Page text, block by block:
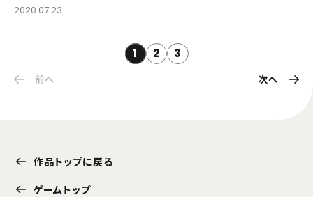
2020.07.23
1 2 3
前へ 次へ
作品トップに戻る
ゲームトップ